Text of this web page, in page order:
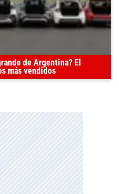
de Argentina? El
más vendidos